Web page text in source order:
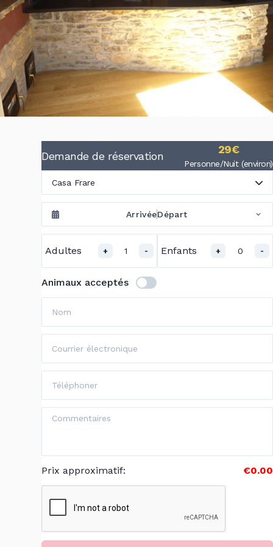
Demande de réservation 29€
Personne/Nuit (environ)
Casa Frare
ArrivéeDépart
Adultes + 1 - Enfants + 0 -
Animaux acceptés
Prix approximatif: €0.00